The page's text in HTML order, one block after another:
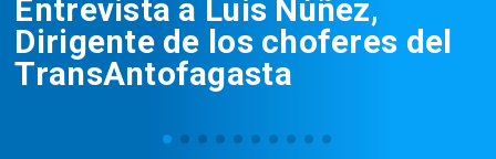
Entrevista a Luis Núñez,
Dirigente de los choferes del
TransAntofagasta